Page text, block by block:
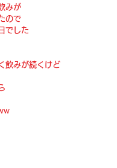
みが
ので
でした
飲みが続くけど